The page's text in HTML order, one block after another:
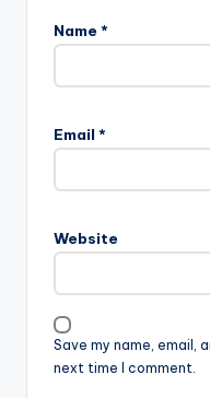
Name *
Email *
Website
Save my name, email,
next time I comment.